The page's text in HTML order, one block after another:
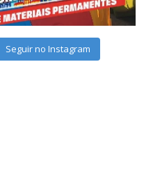
Seguir no Instagram